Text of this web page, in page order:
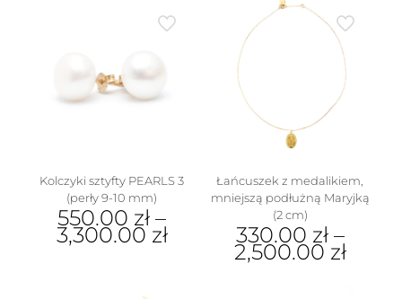
na
stronie
wariantów.
stronie
produktu
Kolczyki sztyfty PEARLS 3
(perły 9-10 mm)
550.00 zł –
3,300.00 zł
Łańcuszek z medalikiem,
mniejszą podłużną Maryjką
(2 cm)
330.00 zł–
2,500.00 zł